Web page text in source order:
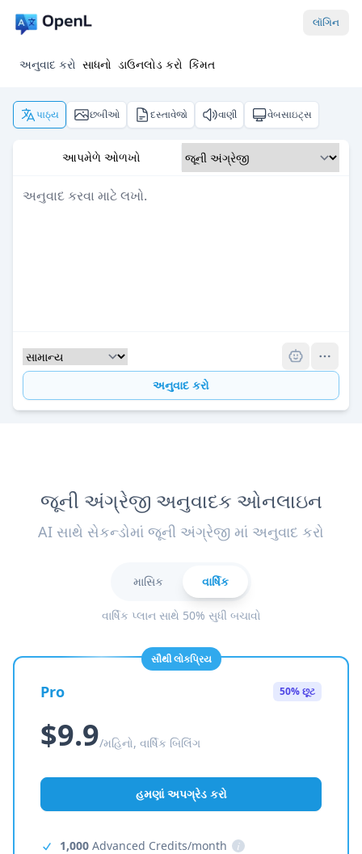
લૉગિન
અનુવાદ કરો સાધનો ડાઉનલોડ કરો કિંમત
પાઠ્ય છબીઓ દસ્તાવેજો વાણી વેબસાઇટ્સ
આપમેળે ઓળખો
અનુવાદ કરો
જૂની અંગ્રેજી અનુવાદક ઓનલાઇન
AI સાથે સેકન્ડોમાં જૂની અંગ્રેજી માં અનુવાદ કરો
માસિક વાર્ષિક
વાર્ષિક પ્લાન સાથે 50% સુધી બચાવો
સૌથી લોકપ્રિય
Pro 50% છૂટ
$9.9/મહિનો, વાર્ષિક બિલિંગ
હમણાં અપગ્રેડ કરો
1,000 Advanced Credits/month
i